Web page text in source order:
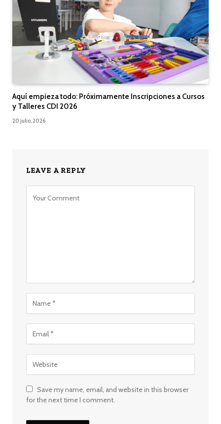
Aquí empieza todo: Próximamente Inscripciones a Cursos
y Talleres CDI 2026
20 julio, 2026
LEAVE A REPLY
Save my name, email, and website in this browser
for the next time I comment.